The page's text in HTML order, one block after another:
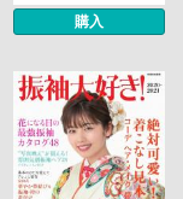
購入